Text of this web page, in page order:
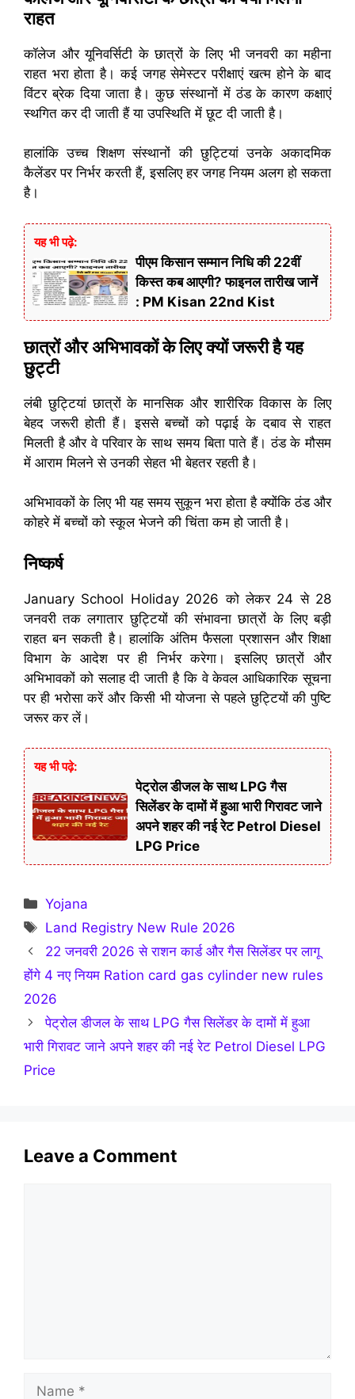
राहत
कॉलेज और यूनिवर्सिटी के छात्रों के लिए भी जनवरी का महीना
राहत भरा होता है। कई जगह सेमेस्टर परीक्षाएं खत्म होने के बाद
विंटर ब्रेक दिया जाता है। कुछ संस्थानों में ठंड के कारण कक्षाएं
स्थगित कर दी जाती हैं या उपस्थिति में छूट दी जाती है।
हालांकि उच्च शिक्षण संस्थानों की छुट्टियां उनके अकादमिक
कैलेंडर पर निर्भर करती हैं, इसलिए हर जगह नियम अलग हो सकता
है।
यह भी पढ़े:
पीएम किसान सम्मान निधि की 22वीं
किस्त कब आएगी? फाइनल तारीख जानें
: PM Kisan 22nd Kist
छात्रों और अभिभावकों के लिए क्यों जरूरी है यह
छुट्टी
लंबी छुट्टियां छात्रों के मानसिक और शारीरिक विकास के लिए
बेहद जरूरी होती हैं। इससे बच्चों को पढ़ाई के दबाव से राहत
मिलती है और वे परिवार के साथ समय बिता पाते हैं। ठंड के मौसम
में आराम मिलने से उनकी सेहत भी बेहतर रहती है।
अभिभावकों के लिए भी यह समय सुकून भरा होता है क्योंकि ठंड और
कोहरे में बच्चों को स्कूल भेजने की चिंता कम हो जाती है।
निष्कर्ष
January School Holiday 2026 को लेकर 24 से 28
जनवरी तक लगातार छुट्टियों की संभावना छात्रों के लिए बड़ी
राहत बन सकती है। हालांकि अंतिम फैसला प्रशासन और शिक्षा
विभाग के आदेश पर ही निर्भर करेगा। इसलिए छात्रों और
अभिभावकों को सलाह दी जाती है कि वे केवल आधिकारिक सूचना
पर ही भरोसा करें और किसी भी योजना से पहले छुट्टियों की पुष्टि
जरूर कर लें।
यह भी पढ़े:
पेट्रोल डीजल के साथ LPG गैस
सिलेंडर के दामों में हुआ भारी गिरावट जाने
अपने शहर की नई रेट Petrol Diesel
LPG Price
Categories
Yojana
Tags
Land Registry New Rule 2026
22 जनवरी 2026 से राशन कार्ड और गैस सिलेंडर पर लागू
होंगे 4 नए नियम Ration card gas cylinder new rules
2026
पेट्रोल डीजल के साथ LPG गैस सिलेंडर के दामों में हुआ
भारी गिरावट जाने अपने शहर की नई रेट Petrol Diesel LPG
Price
Leave a Comment
Name